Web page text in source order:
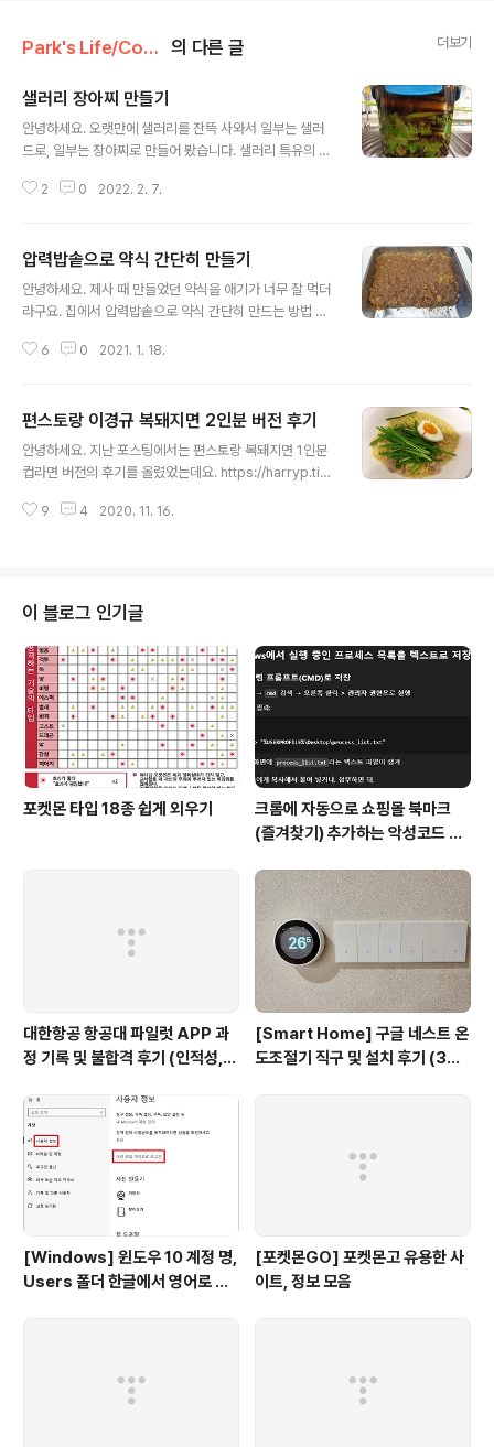
Park's Life/Cook Book 의 다른 글 더보기
샐러리 장아찌 만들기
안녕하세요. 오랫만에 샐러리를 잔뜩 사와서 일부는 샐러
드로, 일부는 장아찌로 만들어 봤습니다. 샐러리 특유의 향
아줘서 좋더라구요. 먼저 샐러리가 필요합니다. 정말 거대
좋더라구요. 간장을 식혀야 되니 먼저 만들어 줍니다. 저는
물:간장:식초:설탕 비율을 1:1:1:3/4 로 해주었어요. 간장과
식초랑 설탕을 팬에 넣고 데워줍니다. 뜨겁게 할 필요는 없
녹으면 마지막에 찬물을 넣어서 최대한 빨리 식을 수 있게
2 0 2022. 2. 7.
압력밥솥으로 약식 간단히 만들기
안녕하세요. 제사 때 만들었던 약식을 애기가 너무 잘 먹더
라구요. 집에서 압력밥솥으로 약식 간단히 만드는 방법 올
0ml - 진간장 2 숟갈 - 참기름 2~3 숟갈 - 계피가루 - 각
찹쌀은 안불렸을 때 기준 300ml 입니다. 한참 불려야되서
전날 씻어서 물에 불려놨습니다. 아이가 먹을 거라 물을 조
금 많이 넣었는데, 물 양은 이게 최대 입니다. 어른이 먹을
왔고... 집에 있던 견과류를 긁어 모아봤습니다. 전통적인
6 0 2021. 1. 18.
편스토랑 이경규 복돼지면 2인분 버전 후기
안녕하세요. 지난 포스팅에서는 편스토랑 복돼지면 1인분
컵라면 버전의 후기를 올렸었는데요. https://harryp.tist
요즘 인터넷 커뮤니티에서 핫한 복돼지면을 먹어보고싶
때문에 별로였다고 했었습니다. 오늘은 2인분 버전을 끓여
봤습니다. 포장은 이렇게 되어 있구요. 영양 정보는 이렇습
니다. 조리 방법은 이렇습니다. 재료 준비는 반숙란 껍질 까
서 반으로 자르기 밖에 없네요....ㅎㅎㅎㅎ 구성은 이렇게
되어 있습니다. 면은 1인분 버전과 똑같이 사리면이고, 2개
들어..
9 4 2020. 11. 16.
이 블로그 인기글
포켓몬 타입 18종 쉽게 외우기
크롬에 자동으로 쇼핑몰 북마크
(즐겨찾기) 추가하는 악성코드 삭
servicepack)
대한항공 항공대 파일럿 APP 과
정 기록 및 불합격 후기 (인적성,
[Smart Home] 구글 네스트 온
도조절기 직구 및 설치 후기 (3세
[Windows] 윈도우 10 계정 명,
Users 폴더 한글에서 영어로 변
[포켓몬GO] 포켓몬고 유용한 사
이트, 정보 모음